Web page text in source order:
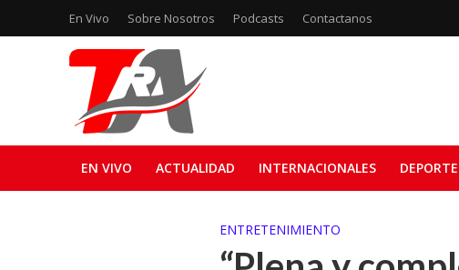
En Vivo Sobre Nosotros Podcasts Contactanos
EN VIVO ACTUALIDAD INTERNACIONALES
ENTRETENIMIENTO